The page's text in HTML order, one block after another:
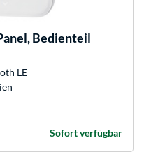
Bedienteil
LE
Sofort verfügbar